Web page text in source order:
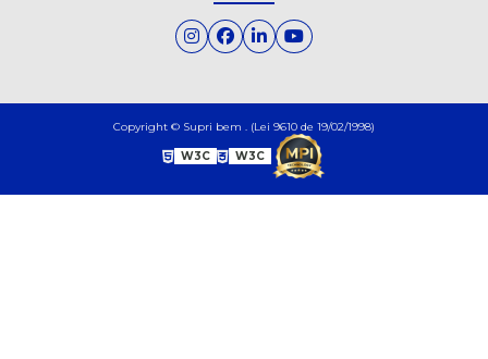
Copyright © Supri bem . (Lei 9610 de 19/02/1998)
W3C W3C